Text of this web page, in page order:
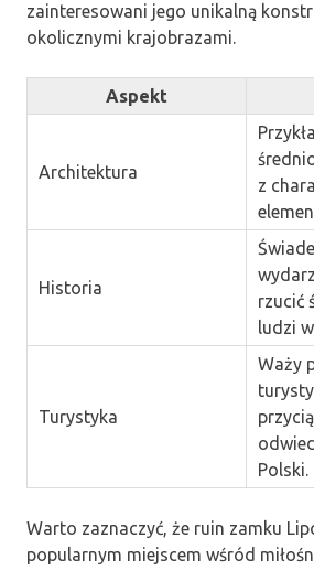
zainteresowani jego unikalną
okolicznymi krajobrazami.
Aspekt
Architektura
z
Historia
rzucić
ludzi
Turystyka
Waży
Polski.
Warto zaznaczyć, że ruin zamku
popularnym miejscem wśród